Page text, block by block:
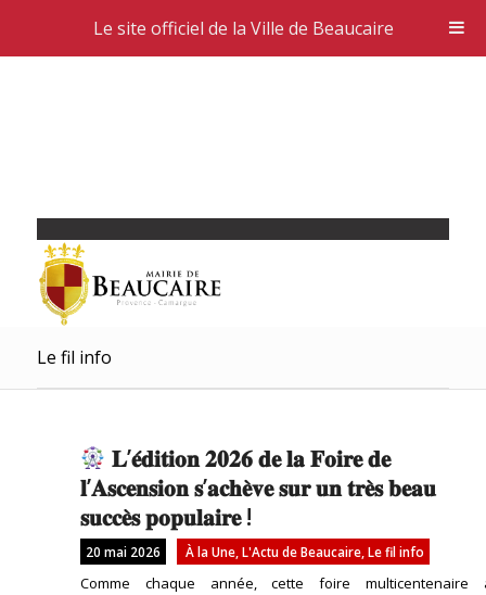
Le fil info
𝐋’𝐞́𝐝𝐢𝐭𝐢𝐨𝐧 𝟐𝟎𝟐𝟔 𝐝𝐞 𝐥𝐚 𝐅𝐨𝐢𝐫𝐞 𝐝𝐞
𝐥’𝐀𝐬𝐜𝐞𝐧𝐬𝐢𝐨𝐧 𝐬’𝐚𝐜𝐡𝐞̀𝐯𝐞 𝐬𝐮𝐫 𝐮𝐧 𝐭𝐫𝐞̀𝐬 𝐛𝐞𝐚𝐮
𝐬𝐮𝐜𝐜𝐞̀𝐬 𝐩𝐨𝐩𝐮𝐥𝐚𝐢𝐫𝐞 !
20 mai 2026 À la Une, L'Actu de Beaucaire, Le fil info
Comme chaque année, cette foire multicentenaire
Le site officiel de la Ville de Beaucaire